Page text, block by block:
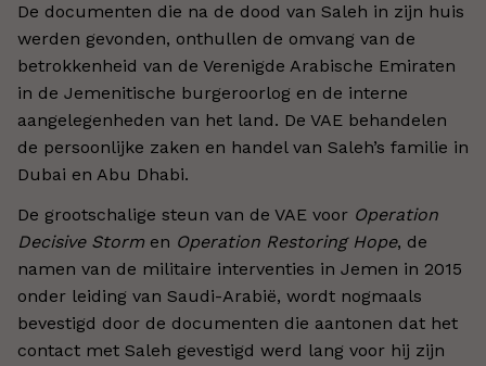
De documenten die na de dood van Saleh in zijn huis
werden gevonden, onthullen de omvang van de
betrokkenheid van de Verenigde Arabische Emiraten
in de Jemenitische burgeroorlog en de interne
aangelegenheden van het land. De VAE behandelen
de persoonlijke zaken en handel van Saleh’s familie in
Dubai en Abu Dhabi.
De grootschalige steun van de VAE voor Operation
Decisive Storm en Operation Restoring Hope, de
namen van de militaire interventies in Jemen in 2015
onder leiding van Saudi-Arabië, wordt nogmaals
bevestigd door de documenten die aantonen dat het
contact met Saleh gevestigd werd lang voor hij zijn